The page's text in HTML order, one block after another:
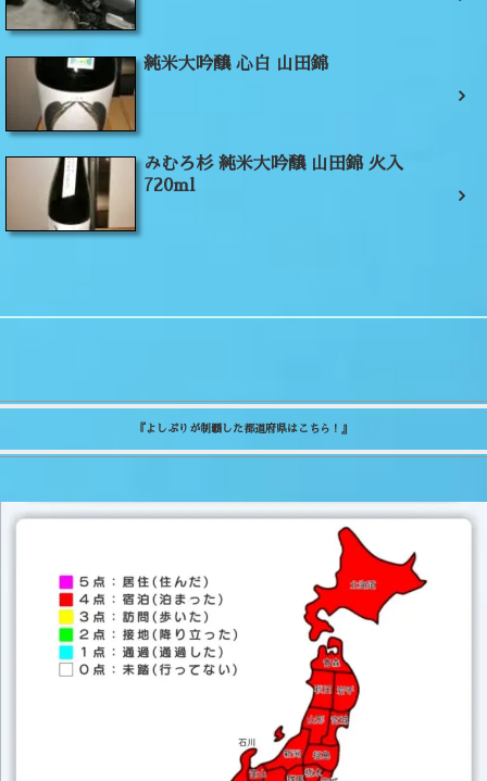
純米大吟醸 心白 山田錦
みむろ杉 純米大吟醸 山田錦 火入
720ml
『よしぷりが制覇した都道府県はこちら！』